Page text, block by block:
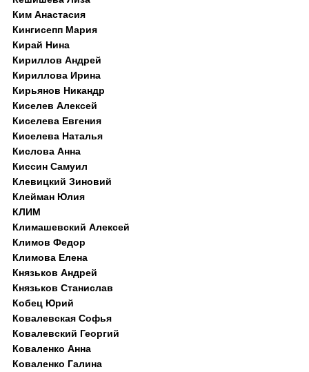
Ким Анастасия
Кингисепп Мария
Кирай Нина
Кириллов Андрей
Кириллова Ирина
Кирьянов Никандр
Киселев Алексей
Киселева Евгения
Киселева Наталья
Кислова Анна
Киссин Самуил
Клевицкий Зиновий
Клейман Юлия
КЛИМ
Климашевский Алексей
Климов Федор
Климова Елена
Князьков Андрей
Князьков Станислав
Кобец Юрий
Ковалевская Софья
Ковалевский Георгий
Коваленко Анна
Коваленко Галина